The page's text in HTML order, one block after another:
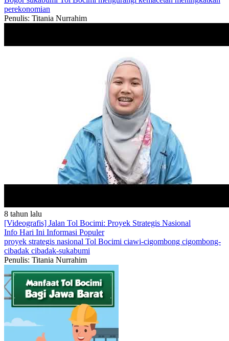
perekonomian
Penulis: Titania Nurrahim
8 tahun lalu
[Videografis] Jalan Tol Bocimi: Proyek Strategis Nasional
Info Hari Ini Informasi Populer
proyek strategis nasional Tol Bocimi ciawi-cigombong cigombong-
cibadak cibadak-sukabumi
Penulis: Titania Nurrahim